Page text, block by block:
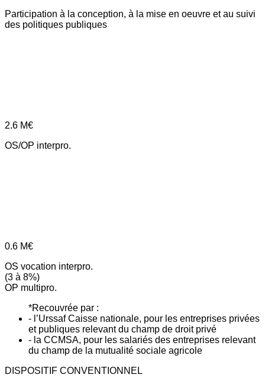
Participation à la conception, à la mise en oeuvre et au suivi
des politiques publiques
2.6 M€
OS/OP interpro.
0.6 M€
OS vocation interpro.
(3 à 8%)
OP multipro.
*Recouvrée par :
- l’Urssaf Caisse nationale, pour les entreprises privées
et publiques relevant du champ de droit privé
- la CCMSA, pour les salariés des entreprises relevant
du champ de la mutualité sociale agricole
DISPOSITIF CONVENTIONNEL